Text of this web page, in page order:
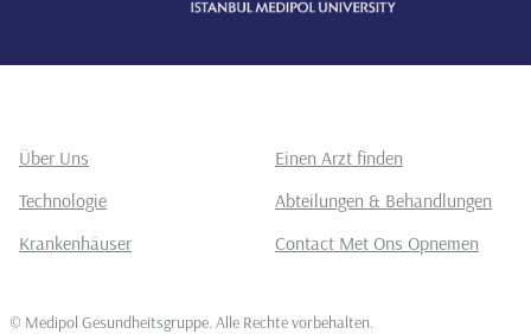
Über Uns
Einen Arzt finden
Technologie
Abteilungen & Behandlungen
Krankenhäuser
Contact Met Ons Opnemen
© Medipol Gesundheitsgruppe. Alle Rechte vorbehalten